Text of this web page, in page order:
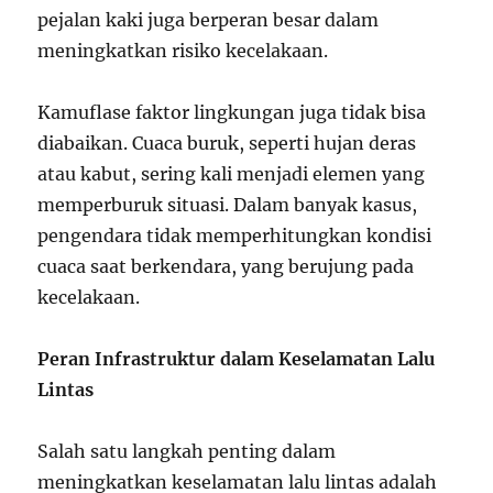
pejalan kaki juga berperan besar dalam
meningkatkan risiko kecelakaan.
Kamuflase faktor lingkungan juga tidak bisa
diabaikan. Cuaca buruk, seperti hujan deras
atau kabut, sering kali menjadi elemen yang
memperburuk situasi. Dalam banyak kasus,
pengendara tidak memperhitungkan kondisi
cuaca saat berkendara, yang berujung pada
kecelakaan.
Peran Infrastruktur dalam Keselamatan Lalu
Lintas
Salah satu langkah penting dalam
meningkatkan keselamatan lalu lintas adalah